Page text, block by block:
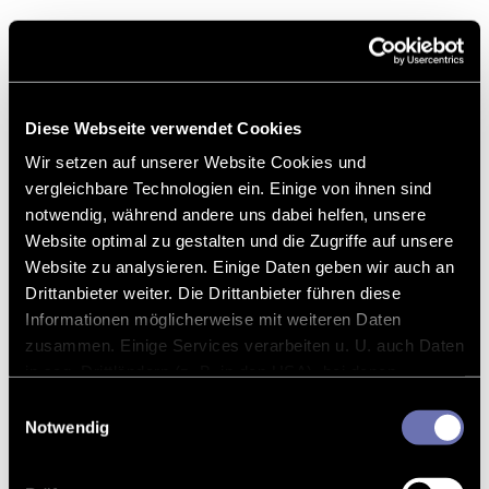
Diese Webseite verwendet Cookies
Wir setzen auf unserer Website Cookies und
vergleichbare Technologien ein. Einige von ihnen sind
notwendig, während andere uns dabei helfen, unsere
Website optimal zu gestalten und die Zugriffe auf unsere
Website zu analysieren. Einige Daten geben wir auch an
Drittanbieter weiter. Die Drittanbieter führen diese
Informationen möglicherweise mit weiteren Daten
zusammen. Einige Services verarbeiten u. U. auch Daten
Datenschutzniveau gewährleistet werden kann.
Bei optionalen Cookies können Sie selbst entscheiden,
welche Cookies gesetzt werden. Die Einstellungen
Notwendig